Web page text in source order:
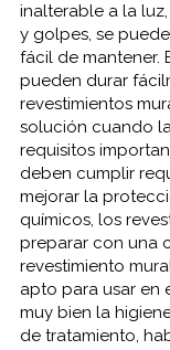
inalterable a la
y golpes, se
fácil de mantener.
pueden durar
revestimientos
solución cuando
requisitos
deben cumplir
mejorar la
químicos, los
preparar con una
revestimiento
apto para usar en
muy bien la
de tratamiento,